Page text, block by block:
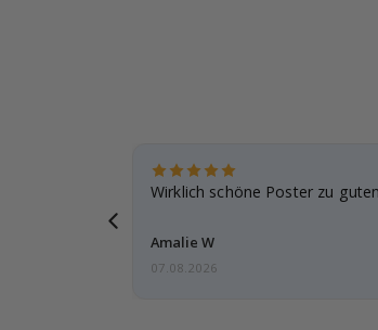
Wirklich schöne Poster zu
Amalie W
07.08.2026